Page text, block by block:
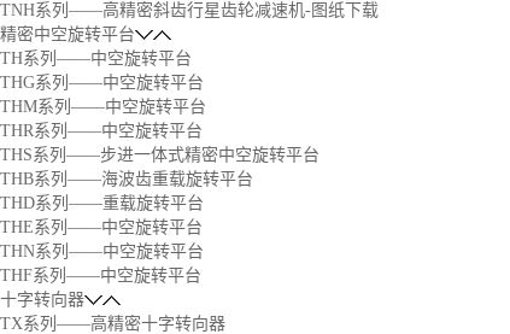
TNH系列——高精密斜齿行星齿轮减速机-图纸下载
精密中空旋转平台
TH系列——中空旋转平台
THG系列——中空旋转平台
THM系列——中空旋转平台
THR系列——中空旋转平台
THS系列——步进一体式精密中空旋转平台
THB系列——海波齿重载旋转平台
THD系列——重载旋转平台
THE系列——中空旋转平台
THN系列——中空旋转平台
THF系列——中空旋转平台
十字转向器
TX系列——高精密十字转向器